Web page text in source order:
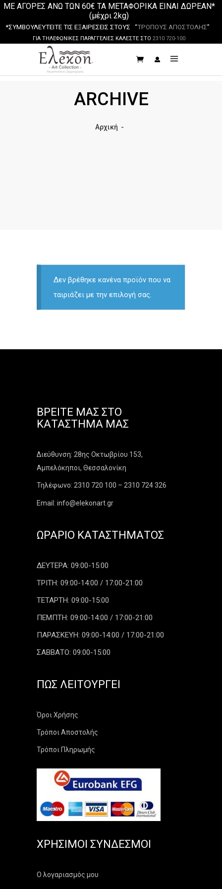
ΜΕ ΑΓΟΡΕΣ ΑΝΩ ΤΩΝ 60€ ΤΑ ΜΕΤΑΦΟΡΙΚΑ ΕΙΝΑΙ ΔΩΡΕΑΝ*
(μέχρι 2kg)
*ΣΥΜΒΟΥΛΕΥΤΕΙΤΕ ΤΙΣ ΕΞΑΙΡΕΣΕΙΣ ΣΤΟΥΣ “ΤΡΟΠΟΥΣ ΑΠΟΣΤΟΛΗΣ”
ΓΙΑ ΤΗΛΕΦΩΝΙΚΕΣ ΠΑΡΑΓΓΕΛΙΕΣ ΚΑΛΕΣΤΕ ΣΤΟ 2310 720-100
ARCHIVE
Αρχική -
Δεν βρέθηκε κανένα προϊόν που να
ταιριάζει με την επιλογή σας.
ΒΡΕΊΤΕ ΜΑΣ ΣΤΟ
ΚΑΤΆΣΤΗΜΑ ΜΑΣ
Διεύθυνση: 28ης Οκτωβρίου 153,
Αμπελόκηποι, Θεσσαλονίκη
Τηλέφωνο: 2310 720 100 – 2310 724 326
Email: info@elekonart.gr
ΩΡΆΡΙΟ ΚΑΤΑΣΤΉΜΑΤΟΣ
ΔΕΥΤΕΡΑ: 09:00-15:00
ΤΡΙΤΗ: 09:00-14:00 / 17:00-21:00
ΤΕΤΑΡΤΗ: 09:00-15:00
ΠΕΜΠΤΗ: 09:00-14:00 / 17:00-21:00
ΠΑΡΑΣΚΕΥΗ: 09:00-14:00 / 17:00-21:00
ΣΑΒΒΑΤΟ: 09:00-15:00
ΠΏΣ ΛΕΙΤΟΥΡΓΕΊ
Όροι Χρήσης
Τρόποι Αποστολής
Τρόποι Πληρωμής
ΧΡΉΣΙΜΟΙ ΣΎΝΔΕΣΜΟΙ
Ο λογαριασμός μου